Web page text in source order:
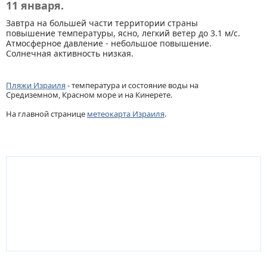
11 января.
Завтра на большей части территории страны
повышение температуры, ясно, легкий ветер до 3.1 м/с.
Атмосферное давление - небольшое повышение.
Солнечная активность низкая.
Пляжи Израиля- температура и состояние воды на
Средиземном, Красном море и на Кинерете.
На главной странице метеокарта Израиля.